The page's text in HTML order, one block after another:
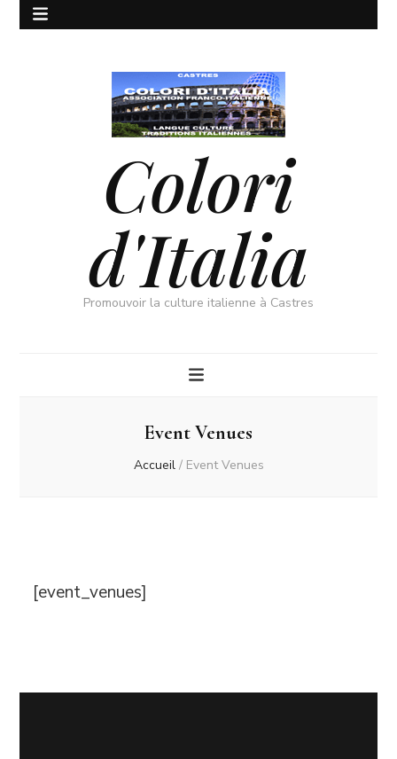
Colori
d'Italia
Promouvoir la culture italienne à Castres
Event Venues
Accueil / Event Venues
[event_venues]